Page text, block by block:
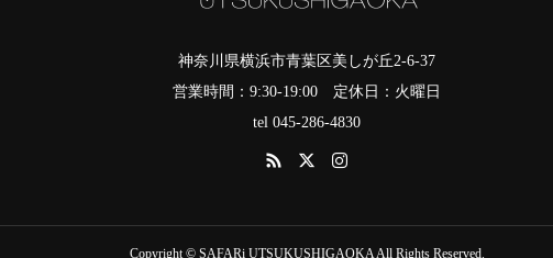
神奈川県横浜市青葉区美しが丘2-6-37
営業時間：9:30-19:00 定休日：火曜日
tel 045-286-4830
Copyright © SAFARi UTSUKUSHIGAOKA All Rights Reserved.